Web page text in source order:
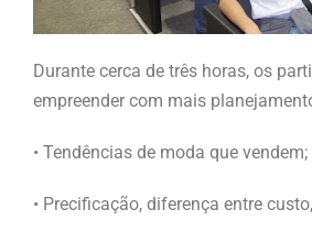
Durante cerca de três horas, os
empreender com mais
• Tendências de moda que vendem;
• Precificação, diferença entre